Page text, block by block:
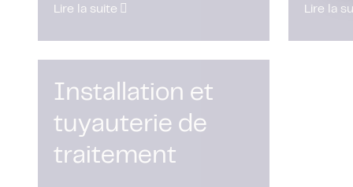
Lire la suite Lire la
Installation et
tuyauterie de
traitement